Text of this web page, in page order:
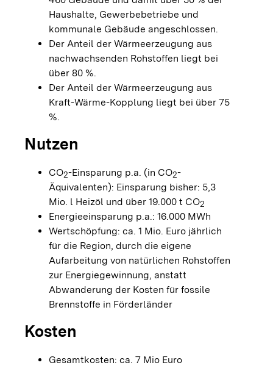
Haushalte, Gewerbebetriebe und
kommunale Gebäude angeschlossen.
Der Anteil der Wärmeerzeugung aus
nachwachsenden Rohstoffen liegt bei
über 80 %.
Der Anteil der Wärmeerzeugung aus
Kraft-Wärme-Kopplung liegt bei über 75
%.
Nutzen
CO2-Einsparung p.a. (in CO2-
Äquivalenten): Einsparung bisher: 5,3
Mio. l Heizöl und über 19.000 t CO2
Energieeinsparung p.a.: 16.000 MWh
Wertschöpfung: ca. 1 Mio. Euro jährlich
für die Region, durch die eigene
Aufarbeitung von natürlichen Rohstoffen
zur Energiegewinnung, anstatt
Abwanderung der Kosten für fossile
Brennstoffe in Förderländer
Kosten
Gesamtkosten: ca. 7 Mio Euro